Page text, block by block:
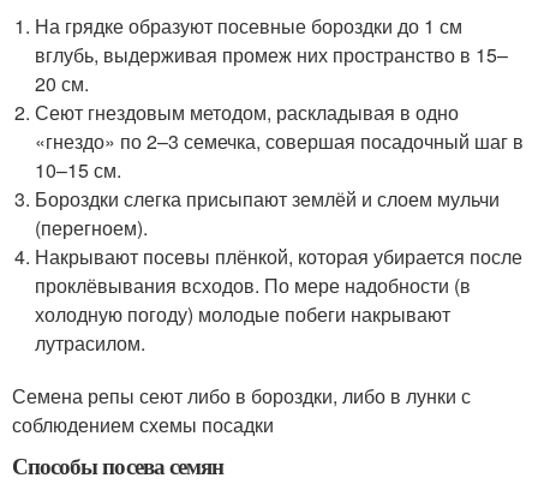
На грядке образуют посевные бороздки до 1 см
вглубь, выдерживая промеж них пространство в 15–
20 см.
Сеют гнездовым методом, раскладывая в одно
«гнездо» по 2–3 семечка, совершая посадочный шаг в
10–15 см.
Бороздки слегка присыпают землёй и слоем мульчи
(перегноем).
Накрывают посевы плёнкой, которая убирается после
проклёвывания всходов. По мере надобности (в
холодную погоду) молодые побеги накрывают
лутрасилом.
Семена репы сеют либо в бороздки, либо в лунки с
соблюдением схемы посадки
Способы посева семян